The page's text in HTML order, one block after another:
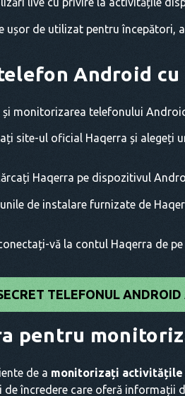
ușor de utilizat pentru începători,
Android cu
și monitorizarea telefonului
site-ul oficial Haqerra și alegeți
Haqerra pe dispozitivul
de instalare furnizate de
vă la contul Haqerra de
TELEFONUL
pentru
de a monitorizați activitățile
de încredere care oferă